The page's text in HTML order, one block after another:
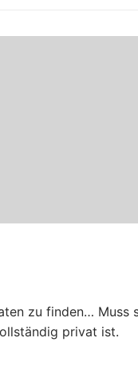
zu finden… Muss
privat ist.